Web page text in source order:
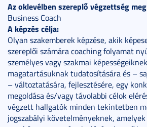
Az oklevélben szereplő végzettség
Business Coach
A képzés célja:
Olyan szakemberek képzése, akik
szereplői számára coaching folyamat
személyes vagy szakmai
magatartásuknak tudatosítására és –
– változtatására, fejlesztésére, egy
megoldása és/vagy távolabbi célok
végzett hallgatók minden tekintetben
jogszabályi követelményeknek,